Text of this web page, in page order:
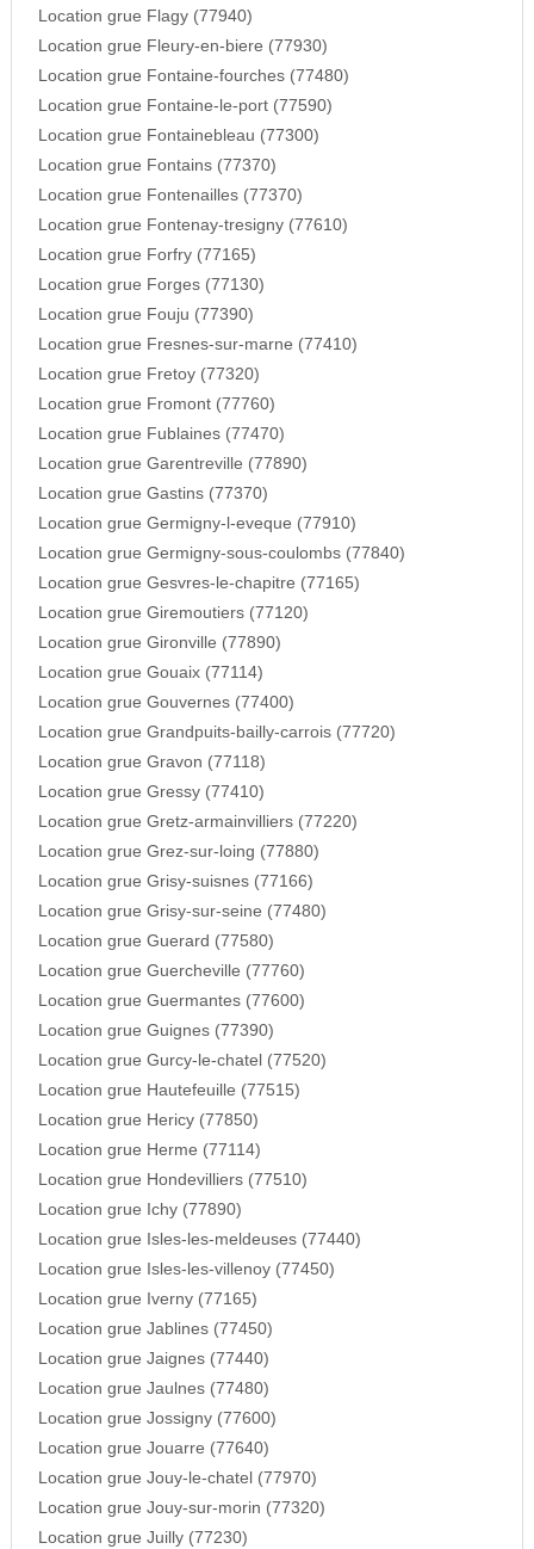
Location grue Flagy (77940)
Location grue Fleury-en-biere (77930)
Location grue Fontaine-fourches (77480)
Location grue Fontaine-le-port (77590)
Location grue Fontainebleau (77300)
Location grue Fontains (77370)
Location grue Fontenailles (77370)
Location grue Fontenay-tresigny (77610)
Location grue Forfry (77165)
Location grue Forges (77130)
Location grue Fouju (77390)
Location grue Fresnes-sur-marne (77410)
Location grue Fretoy (77320)
Location grue Fromont (77760)
Location grue Fublaines (77470)
Location grue Garentreville (77890)
Location grue Gastins (77370)
Location grue Germigny-l-eveque (77910)
Location grue Germigny-sous-coulombs (77840)
Location grue Gesvres-le-chapitre (77165)
Location grue Giremoutiers (77120)
Location grue Gironville (77890)
Location grue Gouaix (77114)
Location grue Gouvernes (77400)
Location grue Grandpuits-bailly-carrois (77720)
Location grue Gravon (77118)
Location grue Gressy (77410)
Location grue Gretz-armainvilliers (77220)
Location grue Grez-sur-loing (77880)
Location grue Grisy-suisnes (77166)
Location grue Grisy-sur-seine (77480)
Location grue Guerard (77580)
Location grue Guercheville (77760)
Location grue Guermantes (77600)
Location grue Guignes (77390)
Location grue Gurcy-le-chatel (77520)
Location grue Hautefeuille (77515)
Location grue Hericy (77850)
Location grue Herme (77114)
Location grue Hondevilliers (77510)
Location grue Ichy (77890)
Location grue Isles-les-meldeuses (77440)
Location grue Isles-les-villenoy (77450)
Location grue Iverny (77165)
Location grue Jablines (77450)
Location grue Jaignes (77440)
Location grue Jaulnes (77480)
Location grue Jossigny (77600)
Location grue Jouarre (77640)
Location grue Jouy-le-chatel (77970)
Location grue Jouy-sur-morin (77320)
Location grue Juilly (77230)